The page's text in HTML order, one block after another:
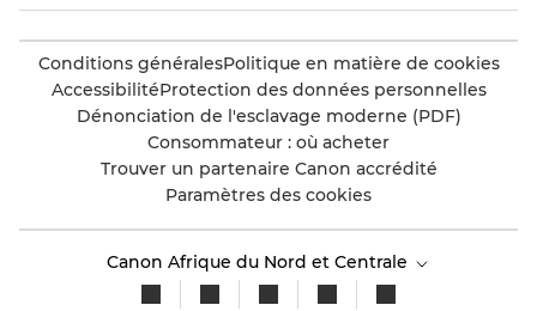
Conditions généralesPolitique en matière de cookies
AccessibilitéProtection des données personnelles
Dénonciation de l'esclavage moderne (PDF)
Consommateur : où acheter
Trouver un partenaire Canon accrédité
Paramètres des cookies
Canon Afrique du Nord et Centrale